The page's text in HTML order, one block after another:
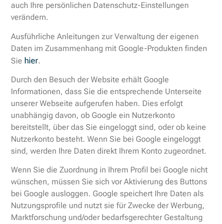
auch Ihre persönlichen Datenschutz-Einstellungen
verändern.
Ausführliche Anleitungen zur Verwaltung der eigenen
Daten im Zusammenhang mit Google-Produkten finden
Sie hier.
Durch den Besuch der Website erhält Google
Informationen, dass Sie die entsprechende Unterseite
unserer Webseite aufgerufen haben. Dies erfolgt
unabhängig davon, ob Google ein Nutzerkonto
bereitstellt, über das Sie eingeloggt sind, oder ob keine
Nutzerkonto besteht. Wenn Sie bei Google eingeloggt
sind, werden Ihre Daten direkt Ihrem Konto zugeordnet.
Wenn Sie die Zuordnung in Ihrem Profil bei Google nicht
wünschen, müssen Sie sich vor Aktivierung des Buttons
bei Google ausloggen. Google speichert Ihre Daten als
Nutzungsprofile und nutzt sie für Zwecke der Werbung,
Marktforschung und/oder bedarfsgerechter Gestaltung